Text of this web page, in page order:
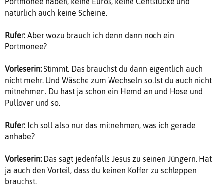
natürlich auch keine Scheine.
Rufer: Aber wozu brauch ich denn dann noch ein
Portmonee?
Vorleserin: Stimmt. Das brauchst du dann eigentlich auch
nicht mehr. Und Wäsche zum Wechseln sollst du auch nicht
mitnehmen. Du hast ja schon ein Hemd an und Hose und
Pullover und so.
Rufer: Ich soll also nur das mitnehmen, was ich gerade
anhabe?
Vorleserin: Das sagt jedenfalls Jesus zu seinen Jüngern. Hat
ja auch den Vorteil, dass du keinen Koffer zu schleppen
brauchst.